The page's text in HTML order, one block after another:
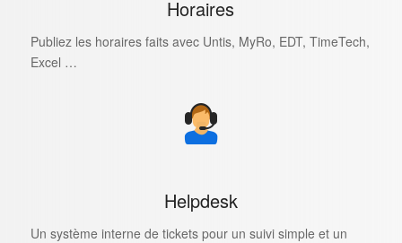
Horaires
Publiez les horaires faits avec Untis, MyRo, EDT, TimeTech,
Excel …
Helpdesk
Un système interne de tickets pour un suivi simple et un